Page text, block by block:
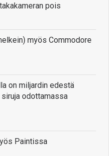
pois
myös Commodore
on miljardin edestä
odottamassa
Paintissa